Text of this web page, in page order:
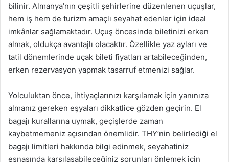
bilinir. Almanya’nın çeşitli şehirlerine düzenlenen uçuşlar,
hem iş hem de turizm amaçlı seyahat edenler için ideal
imkânlar sağlamaktadır. Uçuş öncesinde biletinizi erken
almak, oldukça avantajlı olacaktır. Özellikle yaz ayları ve
tatil dönemlerinde uçak bileti fiyatları artabileceğinden,
erken rezervasyon yapmak tasarruf etmenizi sağlar.
Yolculuktan önce, ihtiyaçlarınızı karşılamak için yanınıza
almanız gereken eşyaları dikkatlice gözden geçirin. El
bagajı kurallarına uymak, geçişlerde zaman
kaybetmemeniz açısından önemlidir. THY’nin belirlediği el
bagajı limitleri hakkında bilgi edinmek, seyahatiniz
esnasında karşılaşabileceğiniz sorunları önlemek için